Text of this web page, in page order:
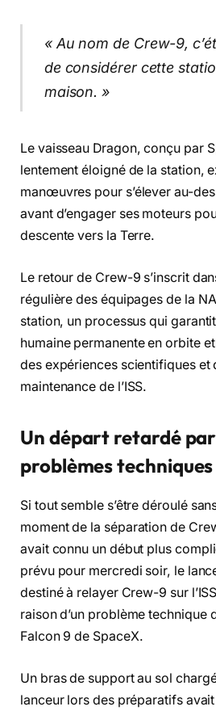
« Au nom de Crew-9,
de considérer cette
maison. »
Le vaisseau Dragon, conçu par
lentement éloigné de la station,
manœuvres pour s’élever au-
avant d’engager ses moteurs
descente vers la Terre.
Le retour de Crew-9 s’inscrit
régulière des équipages de la
station, un processus qui
humaine permanente en orbite
des expériences scientifiques et
maintenance de l’ISS.
Un départ retardé
problèmes techniques
Si tout semble s’être déroulé
moment de la séparation de
avait connu un début plus
prévu pour mercredi soir, le
destiné à relayer Crew-9 sur
raison d’un problème technique
Falcon 9 de SpaceX.
Un bras de support au sol
lanceur lors des préparatifs